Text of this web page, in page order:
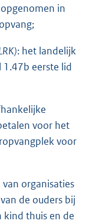
in
: het landelijk
1.47b eerste lid
voor het
voor
organisaties
de ouders bij
kind thuis en de